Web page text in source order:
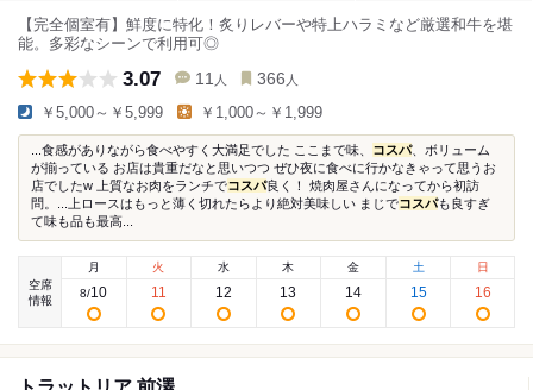
【完全個室有】鮮度に特化！炙りレバーや特上ハラミなど厳選和牛を堪
能。多彩なシーンで利用可◎
3.07 11 人 366 人
￥5,000～￥5,999 ￥1,000～￥1,999
...食感がありながら食べやすく大満足でした ここまで味、 コスパ、ボリューム
が揃っている お店は貴重だなと思いつつ ぜひ夜に食べに行かなきゃって思うお
店でしたw 上質なお肉をランチでコスパ良く！ 焼肉屋さんになってから初訪
問。...上ロースはもっと薄く切れたらより絶対美味しい まじでコスパも良すぎ
て味も品も最高...
空席
情報
月
8/10
火
11
水
12
木
13
金
14
土
15
日
16